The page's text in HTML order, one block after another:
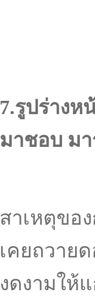
7.รูปร่างห
มาชอบ ม
สาเหตุขอ
เคยถวาย
งดงามให้